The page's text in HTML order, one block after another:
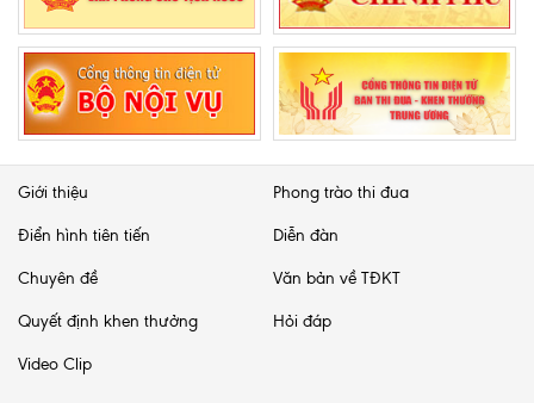
Giới thiệu Phong trào thi đua
Điển hình tiên tiến Diễn đàn
Chuyên đề Văn bản về TĐKT
Quyết định khen thưởng Hỏi đáp
Video Clip